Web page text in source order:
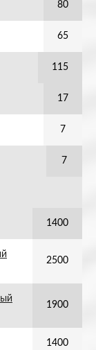
80
65
115
17
7
7
1400
2500
1900
1400